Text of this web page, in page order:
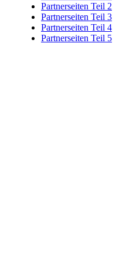
Partnerseiten Teil 2
Partnerseiten Teil 3
Partnerseiten Teil 4
Partnerseiten Teil 5